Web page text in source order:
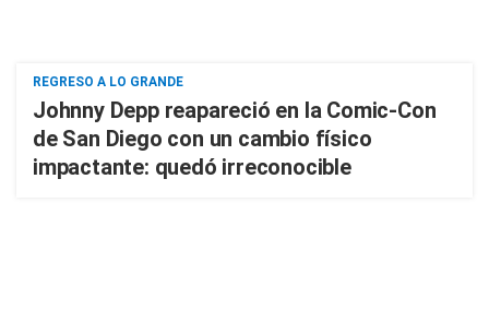
REGRESO A LO GRANDE
Johnny Depp reapareció en la Comic-Con
de San Diego con un cambio físico
impactante: quedó irreconocible